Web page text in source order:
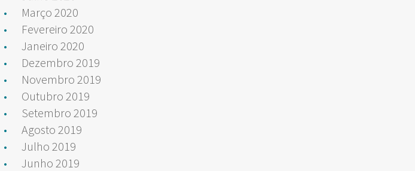
Março 2020
Fevereiro 2020
Janeiro 2020
Dezembro 2019
Novembro 2019
Outubro 2019
Setembro 2019
Agosto 2019
Julho 2019
Junho 2019